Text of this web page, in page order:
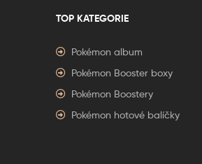
TOP KATEGORIE
Pokémon album
Pokémon Booster boxy
Pokémon Boostery
Pokémon hotové balíčky